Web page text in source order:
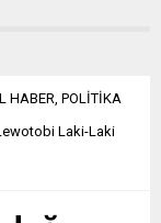
HABER POLİTİKA
Laki-Laki